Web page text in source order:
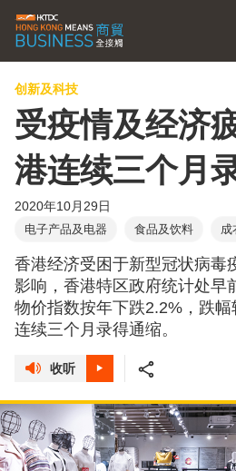
创新及科技
受疫情及经济
港连续三个月
2020年10月29日
电子产品及电器 食品及饮料
成
珠宝
眼镜及配件 钟表
香港经济受困于新型冠状病毒
影响，香港特区政府统计处早
物价指数按年下跌2.2%，跌
连续三个月录得通缩。
收听